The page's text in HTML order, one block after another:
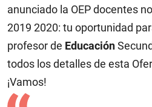
anunciado la OEP docentes
2019 2020: tu oportunidad
profesor de Educación
todos los detalles de esta
¡Vamos!